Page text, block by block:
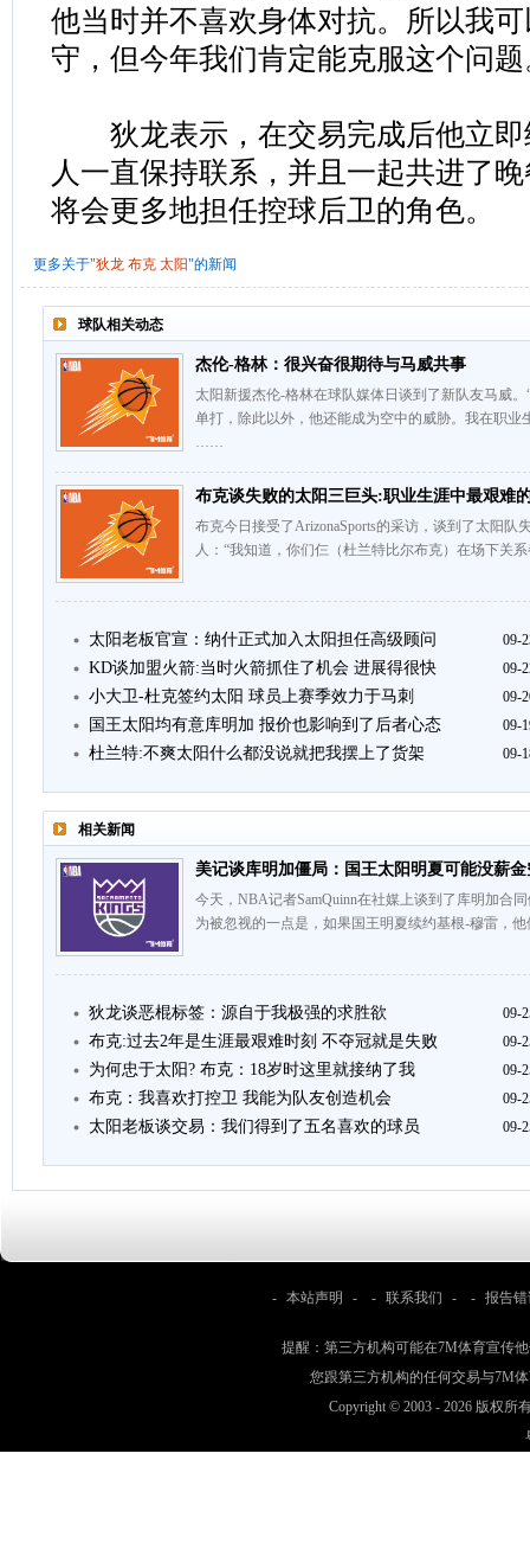
他当时并不喜欢身体对抗。所以我
守，但今年我们肯定能克服这个问题
狄龙表示，在交易完成后他立即
人一直保持联系，并且一起共进了
将会更多地担任控球后卫的角色。
更多关于"狄龙 布克 太阳"的新闻
球队相关动态
杰伦-格林：很兴奋很期待与马威共事
太阳新援杰伦-格林在球队媒体日谈到了新队友马威
单打，除此以外，他还能成为空中的威胁。我在职
……
布克谈失败的太阳三巨头:职业生涯中最艰难
布克今日接受了ArizonaSports的采访，谈到了太阳队
人：“我知道，你们仨（杜兰特比尔布克）在场下
太阳老板官宣：纳什正式加入太阳担任高级顾问 09-
KD谈加盟火箭:当时火箭抓住了机会 进展得很快 09-
小大卫-杜克签约太阳 球员上赛季效力于马刺 09-
国王太阳均有意库明加 报价也影响到了后者心态 09-
杜兰特:不爽太阳什么都没说就把我摆上了货架 09-
相关新闻
美记谈库明加僵局：国王太阳明夏可能没薪金
今天，NBA记者SamQuinn在社媒上谈到了库明加合
为被忽视的一点是，如果国王明夏续约基根-穆雷，
狄龙谈恶棍标签：源自于我极强的求胜欲 09-
布克:过去2年是生涯最艰难时刻 不夺冠就是失败 09-
为何忠于太阳? 布克：18岁时这里就接纳了我 09-
布克：我喜欢打控卫 我能为队友创造机会 09-
太阳老板谈交易：我们得到了五名喜欢的球员 09-
- 本站声明 - - 联系我们 - - 报告
提醒：第三方机构可能在7M体育宣传
您跟第三方机构的任何交易与7M
Copyright © 2003 - 2026 版权所